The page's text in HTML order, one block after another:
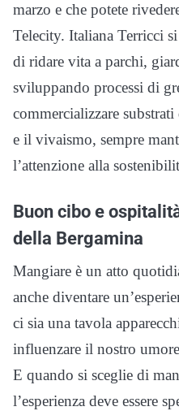
marzo e che potete
Telecity. Italiana Terricci
di ridare vita a parchi,
sviluppando processi di
commercializzare
e il vivaismo, sempre
l’attenzione alla
Buon cibo e
della Bergamina
Mangiare è un atto
anche diventare
ci sia una tavola
influenzare il nostro
E quando si sceglie di
l’esperienza deve essere